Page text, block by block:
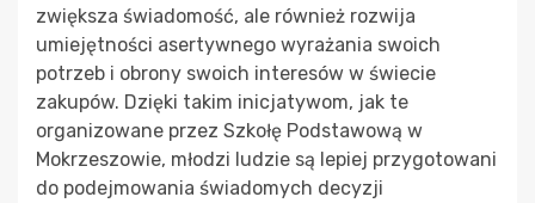
zwiększa świadomość, ale również rozwija
umiejętności asertywnego wyrażania swoich
potrzeb i obrony swoich interesów w świecie
zakupów. Dzięki takim inicjatywom, jak te
organizowane przez Szkołę Podstawową w
Mokrzeszowie, młodzi ludzie są lepiej przygotowani
do podejmowania świadomych decyzji